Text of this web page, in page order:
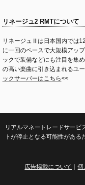
リネージュ2 RMTについて
リネージュⅡは日本国内では
に一回のペースで大規模アッ
ックで装備などにも注目を集
の高い楽曲に引き込まれるユ
ックサーバーはこちら<<
リアルマネートレードサービ
トが停止となる可能性がある
広告掲載について 個